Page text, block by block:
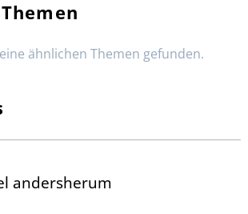
ähnlichen Themen gefunden.
andersherum